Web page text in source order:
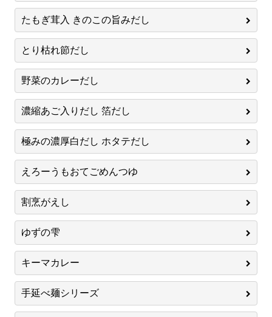
たもぎ茸入 きのこの旨みだし
とり枯れ節だし
野菜のカレーだし
濃縮あご入りだし 箔だし
極みの濃厚白だし ホタテだし
えろーうもおてごめんつゆ
割烹がえし
ゆずの雫
キーマカレー
手延べ麺シリーズ